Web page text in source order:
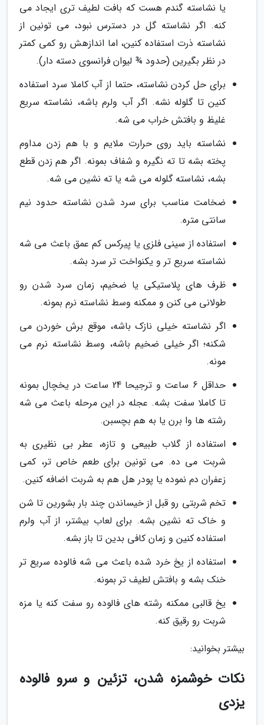
یا نشاسته گندم هست که بافت لطیف تری ایجاد می
کنه. اگر نشاسته گل در دسترس نبود، می تونین از
نشاسته ذرت استفاده کنین، اما اندازهش رو کمی کمتر
در نظر بگیرین (حدود ¾ لیوان فرانسوی دسته دار).
برای حل کردن نشاسته، حتما از آب کاملا سرد استفاده
کنین تا گلوله نشه. اگر آب ولرم باشه، نشاسته سریع
غلیظ و بافتش خراب می شه.
نشاسته باید روی حرارت ملایم و با هم زدن مداوم
پخته بشه تا ته نگیره و شفاف بمونه. اگر هم زدن قطع
بشه، نشاسته گلوله می شه یا ته نشین می شه.
ضخامت مناسب برای سرد شدن نشاسته حدود نیم
سانتی متره.
استفاده از سینی فلزی یا پیرکس کم عمق باعث می شه
نشاسته سریع تر و یکنواخت تر سرد بشه.
ظرف های پلاستیکی یا ضخیم، زمان سرد شدن رو
طولانی می کنن و ممکنه وسط نشاسته نرم بمونه.
اگر نشاسته خیلی نازک باشه، موقع برش خوردن می
شکنه؛ اگر خیلی ضخیم باشه، وسط نشاسته نرم می
مونه.
حداقل 6 ساعت و ترجیحا 24 ساعت در یخچال بمونه
تا کاملا سفت بشه. عجله در این مرحله باعث می شه
رشته ها وا برن یا به هم بچسبن.
استفاده از گلاب طبیعی و تازه، عطر بی نظیری به
شربت می ده. می تونین برای طعم خاص تر، کمی
زعفران دم نموده یا پودر هل هم به شربت اضافه کنین.
تخم شربتی رو قبل از خیساندن چند بار بشورین تا شن
و خاک ته نشین بشه. برای لعاب بیشتر، از آب ولرم
استفاده کنین و زمان کافی بدین تا باز بشه.
استفاده از یخ خرد شده باعث می شه فالوده سریع تر
خنک بشه و بافتش لطیف تر بمونه.
یخ قالبی ممکنه رشته های فالوده رو سفت کنه یا مزه
شربت رو رقیق کنه.
بیشتر بخوانید:
نکات خوشمزه شدن، تزئین و سرو فالوده
یزدی